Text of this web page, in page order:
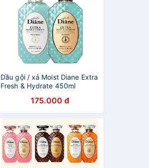
Dầu gội / xả Moist Diane Extra
Fresh & Hydrate 450ml
175.000 đ